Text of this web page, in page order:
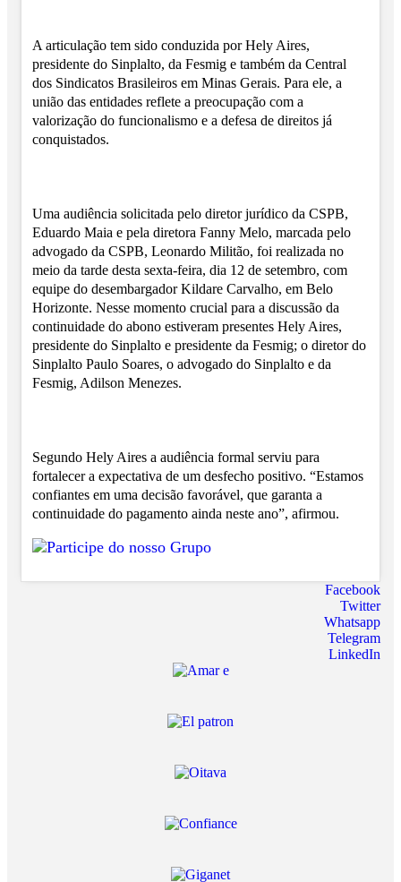
A articulação tem sido conduzida por Hely Aires,
presidente do Sinplalto, da Fesmig e também da Central
dos Sindicatos Brasileiros em Minas Gerais. Para ele, a
união das entidades reflete a preocupação com a
valorização do funcionalismo e a defesa de direitos já
conquistados.
Uma audiência solicitada pelo diretor jurídico da CSPB,
Eduardo Maia e pela diretora Fanny Melo, marcada pelo
advogado da CSPB, Leonardo Militão, foi realizada no
meio da tarde desta sexta-feira, dia 12 de setembro, com
equipe do desembargador Kildare Carvalho, em Belo
Horizonte. Nesse momento crucial para a discussão da
continuidade do abono estiveram presentes Hely Aires,
presidente do Sinplalto e presidente da Fesmig; o diretor do
Sinplalto Paulo Soares, o advogado do Sinplalto e da
Fesmig, Adilson Menezes.
Segundo Hely Aires a audiência formal serviu para
fortalecer a expectativa de um desfecho positivo. “Estamos
confiantes em uma decisão favorável, que garanta a
continuidade do pagamento ainda neste ano”, afirmou.
Facebook
Twitter
Whatsapp
Telegram
LinkedIn